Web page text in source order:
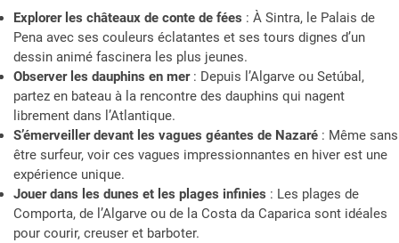
Explorer les châteaux de conte de fées : À Sintra, le Palais de
Pena avec ses couleurs éclatantes et ses tours dignes d’un
dessin animé fascinera les plus jeunes.
Observer les dauphins en mer: Depuis l’Algarve ou Setúbal,
partez en bateau à la rencontre des dauphins qui nagent
librement dans l’Atlantique.
S’émerveiller devant les vagues géantes de Nazaré : Même sans
être surfeur, voir ces vagues impressionnantes en hiver est une
expérience unique.
Jouer dans les dunes et les plages infinies : Les plages de
Comporta, de l’Algarve ou de la Costa da Caparica sont idéales
pour courir, creuser et barboter.